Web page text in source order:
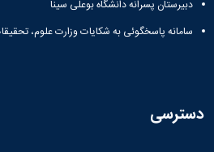
دبیرستان پسرانه دانشگاه بوعلی سینا
سامانه پاسخگوئی به شکایات وزارت علوم،
دسترسی